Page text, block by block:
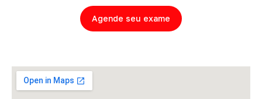
Agende seu exame